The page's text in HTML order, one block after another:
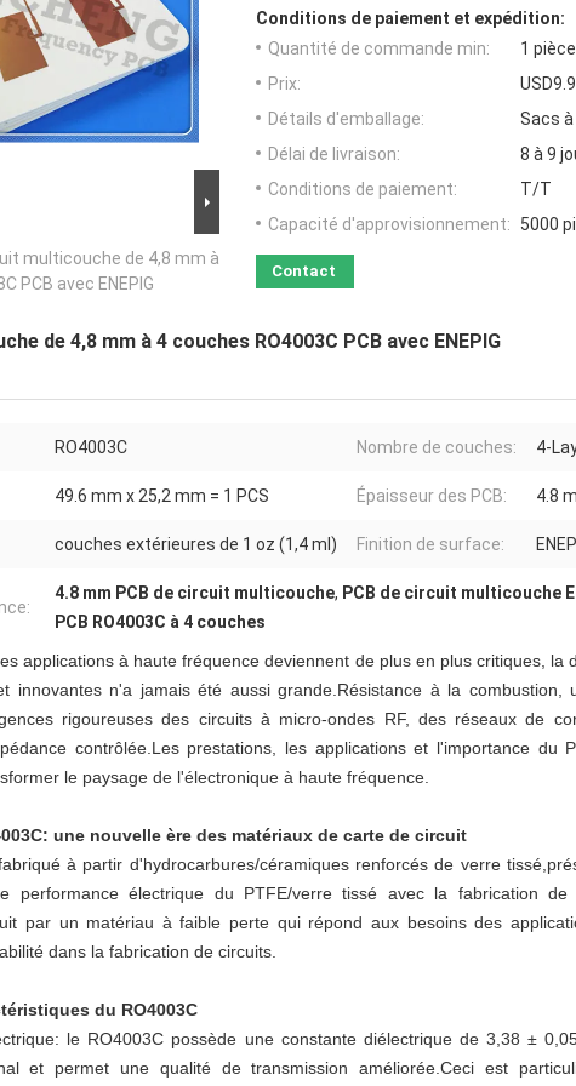
multicouche de 4,8 mm à
PCB avec ENEPIG
Conditions de paiement et expédition:
Quantité de commande min:
1
Prix:
Détails d'emballage:
Sacs
Délai de livraison:
8 à 9
Conditions de paiement:
T/T
Capacité d'approvisionnement:
5000
Contact
de 4,8 mm à 4 couches RO4003C PCB avec ENEPIG
RO4003C Nombre de couches: 4-
49.6 mm x 25,2 mm = 1 PCS Épaisseur des PCB: 4.8
couches extérieures de 1 oz (1,4 ml) Finition de surface:
4.8 mm PCB de circuit multicouche, PCB de circuit multicouche
PCB RO4003C à 4 couches
applications à haute fréquence deviennent de plus en plus critiques, la
innovantes n'a jamais été aussi grande.Résistance à la combustion,
rigoureuses des circuits à micro-ondes RF, des réseaux de
contrôlée.Les prestations, les applications et l'importance du
le paysage de l'électronique à haute fréquence.
une nouvelle ère des matériaux de carte de circuit
à partir d'hydrocarbures/céramiques renforcés de verre
performance électrique du PTFE/verre tissé avec la fabrication de
par un matériau à faible perte qui répond aux besoins des
dans la fabrication de circuits.
du RO4003C
le RO4003C possède une constante diélectrique de 3,38 ±
et permet une qualité de transmission améliorée.Ceci est